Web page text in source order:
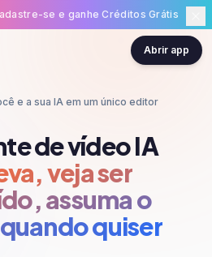
se e ganhe Créditos Grátis
Abrir app
e a sua IA em um único editor
de vídeo IA
veja ser
assuma o
quiser